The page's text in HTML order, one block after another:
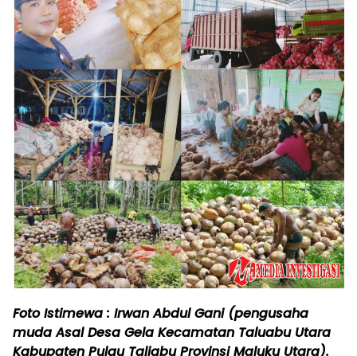
Foto Istimewa : Irwan Abdul Gani (pengusaha
muda Asal Desa Gela Kecamatan Taluabu Utara
Kabupaten Pulau Taliabu Provinsi Maluku Utara).